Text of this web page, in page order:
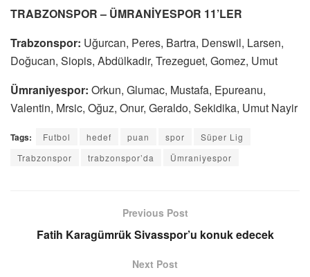
TRABZONSPOR – ÜMRANİYESPOR 11’LER
Trabzonspor: Uğurcan, Peres, Bartra, Denswil, Larsen,
Doğucan, Siopis, Abdülkadir, Trezeguet, Gomez, Umut
Ümraniyespor: Orkun, Glumac, Mustafa, Epureanu,
Valentin, Mrsic, Oğuz, Onur, Geraldo, Sekidika, Umut Nayir
Tags: Futbol hedef puan spor
Süper Lig
Trabzonspor
trabzonspor’da Ümraniyespor
Previous Post
Fatih Karagümrük Sivasspor’u konuk edecek
Next Post